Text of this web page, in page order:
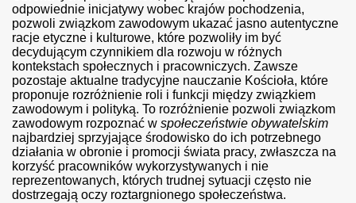
odpowiednie inicjatywy wobec krajów pochodzenia,
pozwoli związkom zawodowym ukazać jasno autentyczne
racje etyczne i kulturowe, które pozwoliły im być
decydującym czynnikiem dla rozwoju w różnych
kontekstach społecznych i pracowniczych. Zawsze
pozostaje aktualne tradycyjne nauczanie Kościoła, które
proponuje rozróżnienie roli i funkcji między związkiem
zawodowym i polityką. To rozróżnienie pozwoli związkom
zawodowym rozpoznać w społeczeństwie obywatelskim
najbardziej sprzyjające środowisko do ich potrzebnego
działania w obronie i promocji świata pracy, zwłaszcza na
korzyść pracowników wykorzystywanych i nie
reprezentowanych, których trudnej sytuacji często nie
dostrzegają oczy roztargnionego społeczeństwa.